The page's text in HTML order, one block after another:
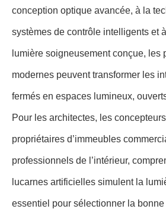
conception optique avancée, à la
systèmes de contrôle intelligents et
lumière soigneusement conçue, les
modernes peuvent transformer les
fermés en espaces lumineux,
Pour les architectes, les
propriétaires d’immeubles
professionnels de l’intérieur,
lucarnes artificielles simulent la
essentiel pour sélectionner la bonne